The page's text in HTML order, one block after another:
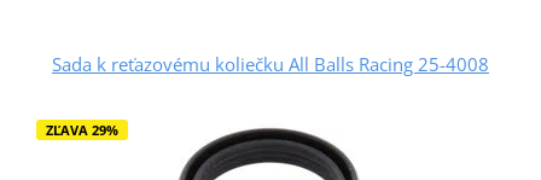
Sada k reťazovému koliečku All Balls Racing 25-4008
ZĽAVA 29%